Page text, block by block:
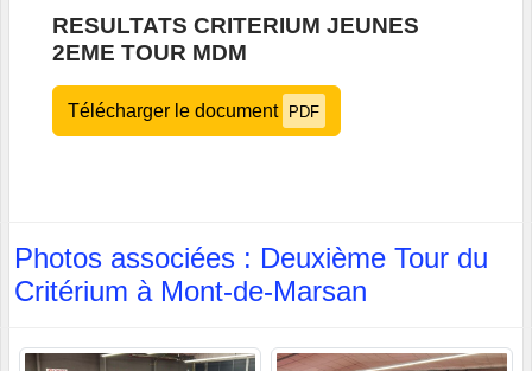
RESULTATS CRITERIUM JEUNES
2EME TOUR MDM
Télécharger le document PDF
Photos associées : Deuxième Tour du
Critérium à Mont-de-Marsan